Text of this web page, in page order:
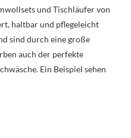
und Tischläufer von
haltbar und pflegeleicht
sind durch eine große
auch der perfekte
Ein Beispiel sehen